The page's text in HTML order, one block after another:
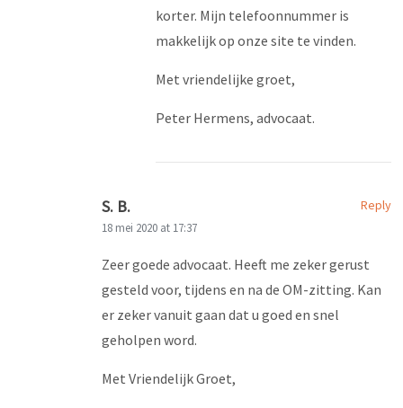
korter. Mijn telefoonnummer is
makkelijk op onze site te vinden.
Met vriendelijke groet,
Peter Hermens, advocaat.
Reply
S. B.
18 mei 2020 at 17:37
Zeer goede advocaat. Heeft me zeker gerust
gesteld voor, tijdens en na de OM-zitting. Kan
er zeker vanuit gaan dat u goed en snel
geholpen word.
Met Vriendelijk Groet,